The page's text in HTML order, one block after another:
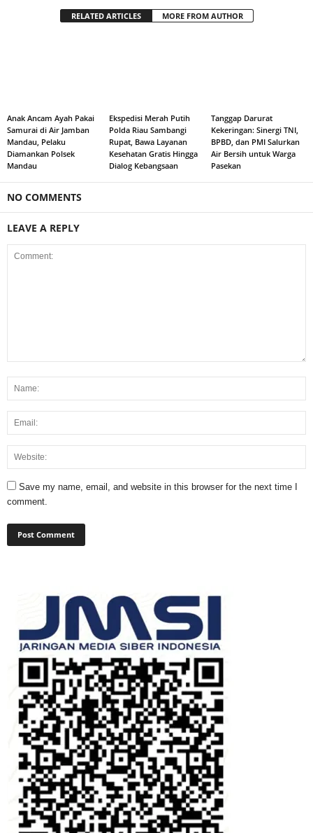
RELATED ARTICLES MORE FROM AUTHOR
Anak Ancam Ayah Pakai
Samurai di Air Jamban
Mandau, Pelaku
Diamankan Polsek
Mandau
Ekspedisi Merah Putih
Polda Riau Sambangi
Rupat, Bawa Layanan
Kesehatan Gratis Hingga
Dialog Kebangsaan
Tanggap Darurat
Kekeringan: Sinergi TNI,
BPBD, dan PMI Salurkan
Air Bersih untuk Warga
Pasekan
NO COMMENTS
LEAVE A REPLY
Save my name, email, and website in this browser for the next time I
comment.